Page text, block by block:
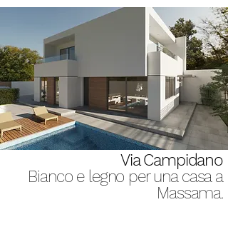
Via Campidano
Bianco e legno per una casa a
Massama.